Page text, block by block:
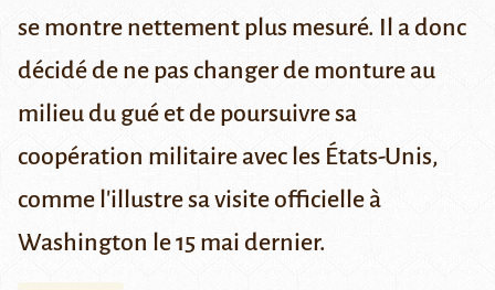
se montre nettement plus mesuré. Il a donc
décidé de ne pas changer de monture au
milieu du gué et de poursuivre sa
coopération militaire avec les États-Unis,
comme l'illustre sa visite officielle à
Washington le 15 mai dernier.